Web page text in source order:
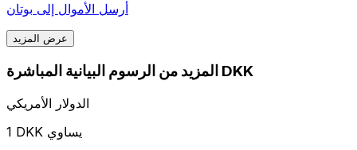
أرسل الأموال إلى بوتان
عرض المزيد
المزيد من الرسوم البيانية المباشرة DKK
الدولار الأمريكي
1 DKK يساوي